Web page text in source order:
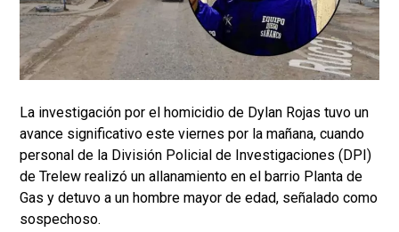
La investigación por el homicidio de Dylan Rojas tuvo un
avance significativo este viernes por la mañana, cuando
personal de la División Policial de Investigaciones (DPI)
de Trelew realizó un allanamiento en el barrio Planta de
Gas y detuvo a un hombre mayor de edad, señalado como
sospechoso.